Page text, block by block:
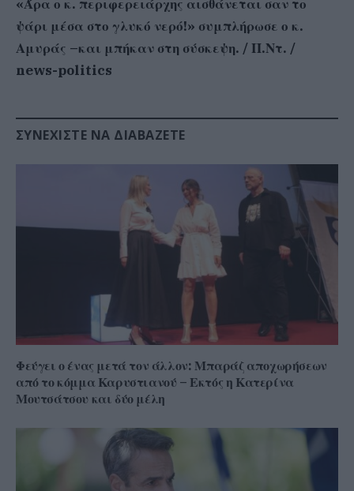
«Άρα ο κ. περιφερειάρχης αισθάνεται σαν το
ψάρι μέσα στο γλυκό νερό!» συμπλήρωσε ο κ.
Αμυράς –και μπήκαν στη σύσκεψη. / Π.Ντ. /
news-politics
ΣΥΝΕΧΊΣΤΕ ΝΑ ΔΙΑΒΆΖΕΤΕ
Φεύγει ο ένας μετά τον άλλον: Μπαράζ αποχωρήσεων
από το κόμμα Καρυστιανού – Εκτός η Κατερίνα
Μουτσάτσου και δύο μέλη